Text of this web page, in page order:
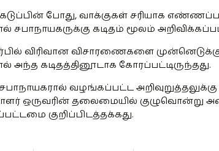
போது, வாக்குகள் சரியாக
சபாநாயகருக்கு கடிதம் மூலம்
விரிவான விசாரணைகளை
அந்த கடிதத்தினூடாக கோரப்பட்டிருந்தது.
வழங்கப்பட்ட
ஒருவரின் தலைமையில் குழுவொன்று
குறிப்பிடத்தக்கது.